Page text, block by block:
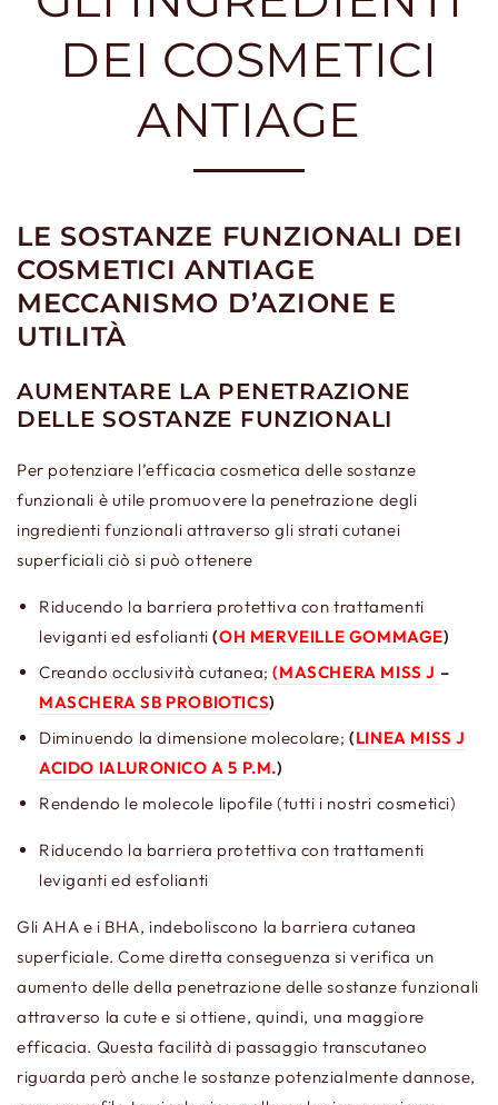
DEI COSMETICI
ANTIAGE
LE SOSTANZE FUNZIONALI DEI
COSMETICI ANTIAGE
MECCANISMO D’AZIONE E
UTILITÀ
AUMENTARE LA PENETRAZIONE
DELLE SOSTANZE FUNZIONALI
Per potenziare l’efficacia cosmetica delle sostanze
funzionali è utile promuovere la penetrazione degli
ingredienti funzionali attraverso gli strati cutanei
superficiali ciò si può ottenere
Riducendo la barriera protettiva con trattamenti
leviganti ed esfolianti(OH MERVEILLE GOMMAGE)
Creando occlusività cutanea;(MASCHERA MISS J –
MASCHERA SB PROBIOTICS)
Diminuendo la dimensione molecolare;(LINEA MISS J
ACIDO IALURONICO A 5 P.M.)
Rendendo le molecole lipofile (tutti i nostri cosmetici)
Riducendo la barriera protettiva con trattamenti
leviganti ed esfolianti
Gli AHA e i BHA, indeboliscono la barriera cutanea
superficiale. Come diretta conseguenza si verifica un
aumento delle della penetrazione delle sostanze funzionali
attraverso la cute e si ottiene, quindi, una maggiore
efficacia. Questa facilità di passaggio transcutaneo
riguarda però anche le sostanze potenzialmente dannose,